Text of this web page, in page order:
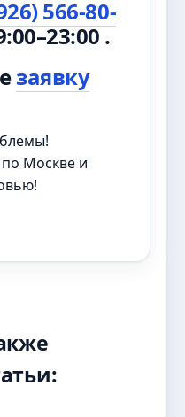
566-80-
.
заявку
Москве и